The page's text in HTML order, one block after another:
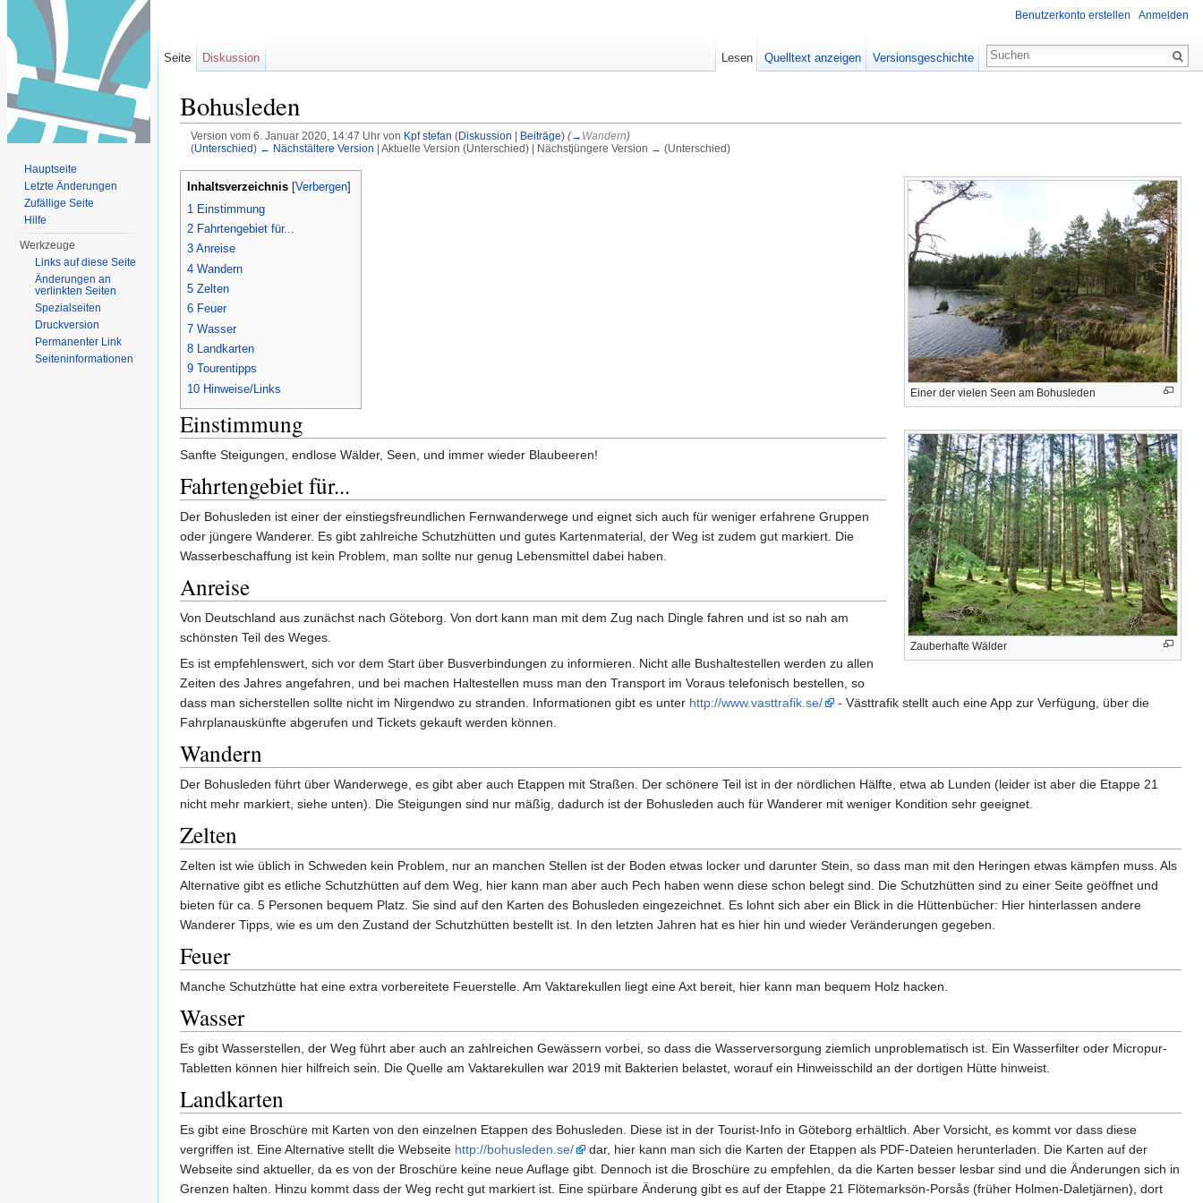
Bohusleden
Version vom 6. Januar 2020, 14:47 Uhr von Kpf stefan (Diskussion Beiträge) (→ Wandern)
(Unterschied) ← Nächstältere Version | Aktuelle Version (Unterschied) | Nächstjüngere Version → (Unterschied)
Einer der vielen Seen am Bohusleden
Zauberhafte Wälder
Inhaltsverzeichnis [Verbergen]
1 Einstimmung
2 Fahrtengebiet für...
3 Anreise
4 Wandern
5 Zelten
6 Feuer
7 Wasser
8
Landkarten
9 Tourentipps
10 Hinweise/Links
Einstimmung
Sanfte Steigungen, endlose Wälder, Seen, und immer wieder Blaubeeren!
Fahrtengebiet für...
Der Bohusleden ist einer der einstiegsfreundlichen Fernwanderwege und eignet sich auch für weniger erfahrene Gruppen
oder jüngere Wanderer. Es gibt zahlreiche Schutzhütten und gutes Kartenmaterial, der Weg ist zudem gut markiert. Die
Wasserbeschaffung ist kein Problem, man sollte nur genug Lebensmittel dabei haben.
Anreise
Von Deutschland aus zunächst nach Göteborg. Von dort kann man mit dem Zug nach Dingle fahren und ist so nah am
schönsten Teil des Weges.
Es ist empfehlenswert, sich vor dem Start über Busverbindungen zu informieren. Nicht alle Bushaltestellen werden zu allen
Zeiten des Jahres angefahren, und bei machen Haltestellen muss man den Transport im Voraus telefonisch bestellen, so
dass man sicherstellen sollte nicht im Nirgendwo zu stranden. Informationen gibt es unter http://www.vasttrafik.se/
- Västtrafik stellt auch eine App zur Verfügung, über die
Fahrplanauskünfte abgerufen und Tickets gekauft werden können.
Wandern
Der Bohusleden führt über Wanderwege, es gibt aber auch Etappen mit Straßen. Der schönere Teil ist in der nördlichen Hälfte, etwa ab Lunden (leider ist aber die Etappe 21
nicht mehr markiert, siehe unten). Die Steigungen sind nur mäßig, dadurch ist der Bohusleden auch für Wanderer mit weniger Kondition sehr geeignet.
Zelten
Zelten ist wie üblich in Schweden kein Problem, nur an manchen Stellen ist der Boden etwas locker und darunter Stein, so dass man mit den Heringen etwas kämpfen muss. Als
Alternative gibt es etliche Schutzhütten auf dem Weg, hier kann man aber auch Pech haben wenn diese schon belegt sind. Die Schutzhütten sind zu einer Seite geöffnet und
bieten für ca. 5 Personen bequem Platz. Sie sind auf den Karten des Bohusleden eingezeichnet. Es lohnt sich aber ein Blick in die Hüttenbücher: Hier hinterlassen andere
Wanderer Tipps, wie es um den Zustand der Schutzhütten bestellt ist. In den letzten Jahren hat es hier hin und wieder Veränderungen gegeben.
Feuer
Manche Schutzhütte hat eine extra vorbereitete Feuerstelle. Am Vaktarekullen liegt eine Axt bereit, hier kann man bequem Holz hacken.
Wasser
Es gibt Wasserstellen, der Weg führt aber auch an zahlreichen Gewässern vorbei, so dass die Wasserversorgung ziemlich unproblematisch ist. Ein Wasserfilter oder Micropur-
Tabletten können hier hilfreich sein. Die Quelle am Vaktarekullen war 2019 mit Bakterien belastet, worauf ein Hinweisschild an der dortigen Hütte hinweist.
Landkarten
Es gibt eine Broschüre mit Karten von den einzelnen Etappen des Bohusleden. Diese ist in der Tourist-Info in Göteborg erhältlich. Aber Vorsicht, es kommt vor dass diese
vergriffen ist. Eine Alternative stellt die Webseite http://bohusleden.se/
dar, hier kann man sich die Karten der Etappen als PDF-Dateien herunterladen. Die Karten auf der
Webseite sind aktueller, da es von der Broschüre keine neue Auflage gibt. Dennoch ist die Broschüre zu empfehlen, da die Karten besser lesbar sind und die Änderungen sich in
Grenzen halten. Hinzu kommt dass der Weg recht gut markiert ist. Eine spürbare Änderung gibt es auf der Etappe 21 Flötemarksön-Porsås (früher Holmen-Daletjärnen), dort
Benutzerkonto erstellen Anmelden
Seite Diskussion Lesen Quelltext anzeigen Versionsgeschichte
Hauptseite
Letzte Änderungen
Zufällige Seite
Hilfe
Werkzeuge
Links auf diese Seite
Änderungen an
verlinkten Seiten
Spezialseiten
Druckversion
Permanenter Link
Seiten­informationen